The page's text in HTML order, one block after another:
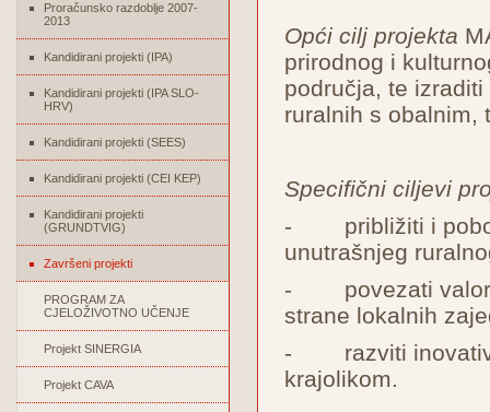
Proračunsko razdoblje 2007-
2013
Kandidirani projekti (IPA)
Kandidirani projekti (IPA SLO-
HRV)
Kandidirani projekti (SEES)
Kandidirani projekti (CEI KEP)
Kandidirani projekti
(GRUNDTVIG)
Završeni projekti
PROGRAM ZA
CJELOŽIVOTNO UČENJE
Projekt SINERGIA
Projekt CAVA
Opći cilj projekta
prirodnog i
područja, te
ruralnih s obalnim,
Specifični ciljevi
- približiti i
unutrašnjeg
- povezati
strane lokalnih
- razviti
krajolikom.